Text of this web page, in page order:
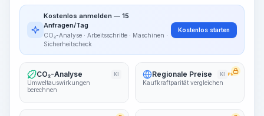
~15-30 Sek.
Kostenlos anmelden — 15
Anfragen/Tag
CO₂-Analyse · Arbeitsschritte · Maschinen ·
Sicherheitscheck
Kostenlos starten
CO₂-Analyse KI
Umweltauswirkungen
berechnen
Regionale Preise KI PRO
Kaufkraftparität vergleichen